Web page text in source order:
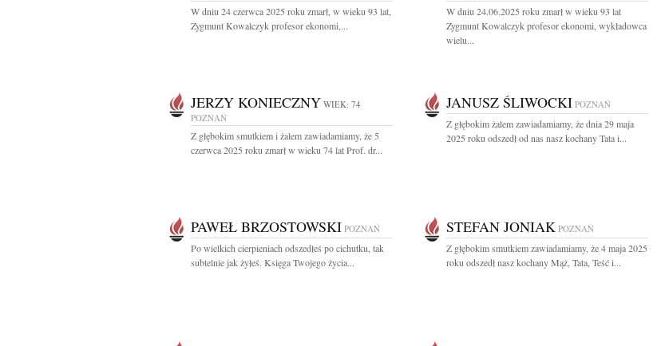
W dniu 24 czerwca 2025 roku zmarł, w wieku 93 lat,
Zygmunt Kowalczyk profesor ekonomi,...
W dniu 24.06.2025 roku zmarł w wieku 93 lat
Zygmunt Kowalczyk profesor ekonomi, wykładowca
wielu...
JERZY KONIECZNY WIEK: 74
POZNAŃ
Z głębokim smutkiem i żalem zawiadamiamy, że 5
czerwca 2025 roku zmarł w wieku 74 lat Prof. dr...
JANUSZ ŚLIWOCKI POZNAŃ
Z głębokim żalem zawiadamiamy, że dnia 29 maja
2025 roku odszedł od nas nasz kochany Tata i...
PAWEŁ BRZOSTOWSKI POZNAŃ
Po wielkich cierpieniach odszedłeś po cichutku, tak
subtelnie jak żyłeś. Księga Twojego życia...
STEFAN JONIAK POZNAŃ
Z głębokim smutkiem zawiadamiamy, że 4 maja 2025
roku odszedł nasz kochany Mąż, Tata, Teść i...